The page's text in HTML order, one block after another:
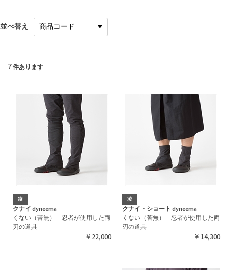
並べ替え
7件あります
凌
クナイ dyneema
くない（苦無） 忍者が使用した両
刃の道具
￥22,000
凌
クナイ・ショート dyneema
くない（苦無） 忍者が使用した両
刃の道具
￥14,300